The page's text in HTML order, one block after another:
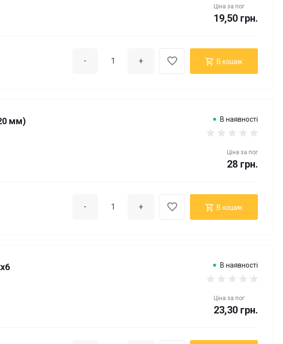
Ціна за пог
19,50 грн.
- + В кошик
мм) В наявності
Ціна за пог
28 грн.
- + В кошик
В наявності
Ціна за пог
23,30 грн.